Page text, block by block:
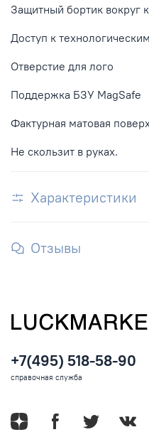
Защитный бортик вокруг
Доступ к
Отверстие для лого
Поддержка БЗУ MagSafe
Фактурная матовая
Не скользит в руках.
Характеристики
Отзывы
+7(495) 518-58-90
справочная служба